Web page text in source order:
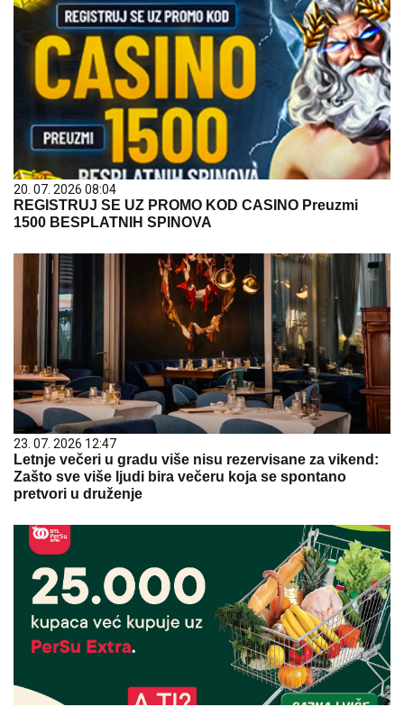
20. 07. 2026 08:04
REGISTRUJ SE UZ PROMO KOD CASINO Preuzmi
1500 BESPLATNIH SPINOVA
23. 07. 2026 12:47
Letnje večeri u gradu više nisu rezervisane za vikend:
Zašto sve više ljudi bira večeru koja se spontano
pretvori u druženje